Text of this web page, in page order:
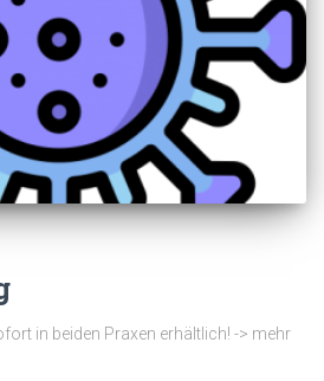
in beiden Praxen erhältlich! -> mehr